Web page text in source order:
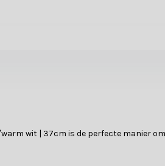
wit | 37cm is de perfecte manier